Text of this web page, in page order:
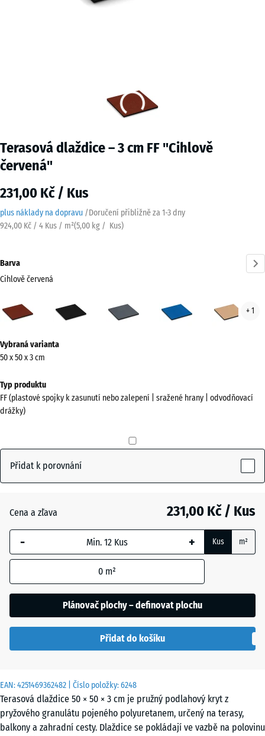
Terasová dlaždice – 3 cm FF "Cihlově
červená"
231,00 Kč / Kus
plus náklady na dopravu /Doručení přibližně za 1-3 dny
924,00 Kč / 4 Kus / m²(5,00 kg / Kus)
EAN:4251469362482 | Číslo položky:6248
Terasová dlaždice 50 × 50 × 3 cm je pružný podlahový kryt z
pryžového granulátu pojeného polyuretanem, určený na terasy,
balkony a zahradní cesty. Dlaždice se pokládají ve vazbě na polovinu
Barva
Cihlově červená
červená
modrá
+ 1
informací
o
Zobrazit
paletu
červená(active)
Antracit - 3,00 Kč
Břidlicová
+ 64,00 Kč
modrá
+ 64,00 Kč
béžová
+ 73,00 Kč
Travní
Vybraná varianta
50 x 50 x 3 cm
Typ produktu
FF (plastové spojky k zasunutí nebo zalepení | sražené hrany | odvodňovací
drážky)
Přidat k porovnání
Cena a zľava 231,00 Kč / Kus
- + Kus m²
0 m²
Plánovač plochy – definovat plochu
Přidat do košíku